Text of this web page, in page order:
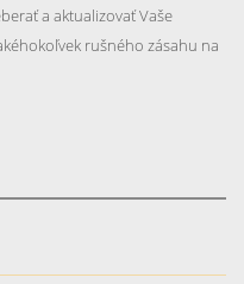
a aktualizovať Vaše
rušného zásahu na